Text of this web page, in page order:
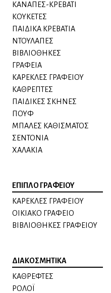
ΚΑΝΑΠΕΣ-ΚΡΕΒΑΤΙ
KΟΥΚΕΤΕΣ
ΠΑΙΔΙΚΑ ΚΡΕΒΑΤΙΑ
ΝΤΟΥΛΑΠΕΣ
ΒΙΒΛΙΟΘΗΚΕΣ
ΓΡΑΦΕΙΑ
ΚΑΡΕΚΛΕΣ ΓΡΑΦΕΙΟΥ
ΚΑΘΡΕΠΤΕΣ
ΠΑΙΔΙΚΕΣ ΣΚΗΝΕΣ
ΠΟΥΦ
ΜΠΑΛΕΣ ΚΑΘΙΣΜΑΤΟΣ
ΣΕΝΤΟΝΙΑ
ΧΑΛΑΚΙΑ
ΕΠΙΠΛΟ ΓΡΑΦΕΙΟΥ
ΚΑΡΕΚΛΕΣ ΓΡΑΦΕΙΟΥ
ΟΙΚΙΑΚΟ ΓΡΑΦΕΙΟ
ΒΙΒΛΙΟΘΗΚΕΣ ΓΡΑΦΕΙΟΥ
ΔΙΑΚΟΣΜΗΤΙΚΑ
ΚΑΘΡΕΦΤΕΣ
ΡΟΛΟΪ